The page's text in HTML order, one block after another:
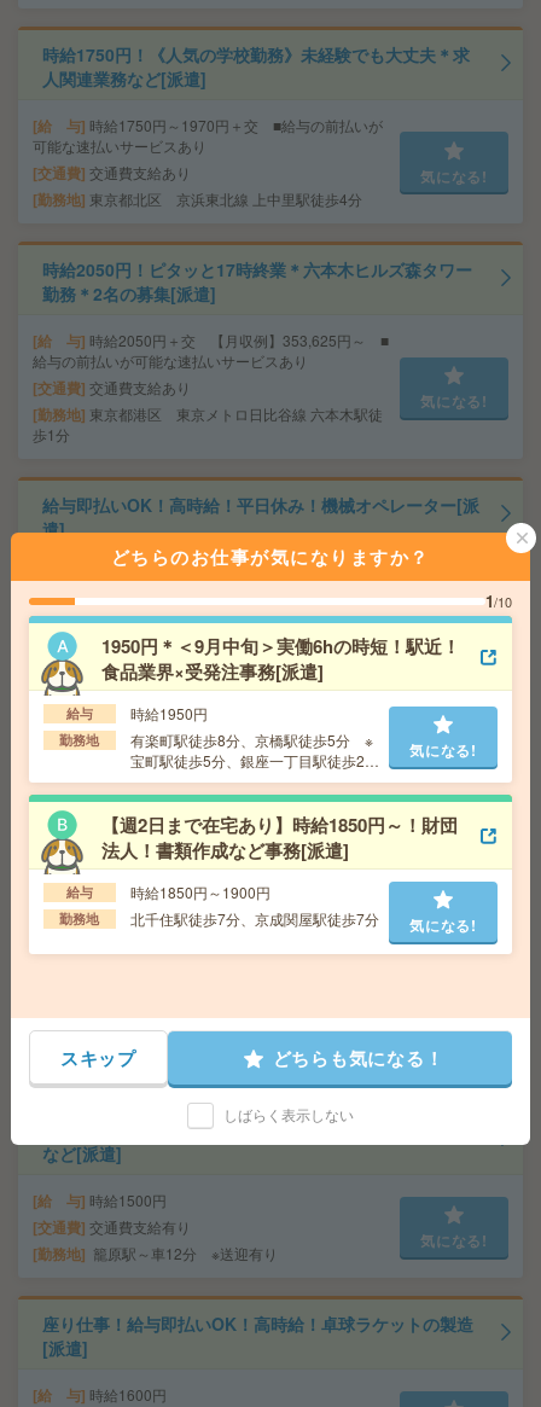
時給1750円！《人気の学校勤務》未経験でも大丈夫＊求
人関連業務など[派遣]
給 与 時給1750円～1970円＋交 ■給与の前払いが
可能な速払いサービスあり
交通費 交通費支給あり
勤務地 東京都北区 京浜東北線 上中里駅徒歩4分
気になる!
時給2050円！ピタッと17時終業＊六本木ヒルズ森タワー
勤務＊2名の募集[派遣]
給 与 時給2050円＋交 【月収例】353,625円～ ■
給与の前払いが可能な速払いサービスあり
交通費 交通費支給あり
勤務地 東京都港区 東京メトロ日比谷線 六本木駅徒
歩1分
気になる!
給与即払いOK！高時給！平日休み！機械オペレーター[派
遣]
給 与
交通費 交通費支給有り
勤務地 西船橋駅～徒歩20分 ※バイク通勤OK
気になる!
【完全在宅＊時給1850円】電子書籍サービス運営企業で
サイト更新や管理[派遣]
時給1850円＋交 【月収例】305,250円～ ■
給与の前払いが可能な速払いサービスあり
交通費 交通費支給あり
勤務地
東京都千代田区 東京メトロ半蔵門線 神保町
駅徒歩3分
気になる!
＼完全在宅／週2日～＊1日4h～！オンライン講座の受
付！時給2400円[派遣]
交通費 交通費実費支給（当社規定あり）
勤務地 JR山手線 田町駅 4分/都営浅草線 三田駅 7分
座り仕事！高時給！平日休み！日勤のお仕事！生産管理
など[派遣]
給 与 時給1500円
交通費 交通費支給有り
勤務地 籠原駅～車12分 ※送迎有り
気になる!
座り仕事！給与即払いOK！高時給！卓球ラケットの製造
[派遣]
給 与 時給1600円
どちらのお仕事が気になりますか？
1/10
1950円＊＜9月中旬＞実働6hの時短！駅近！
食品業界×受発注事務[派遣]
給与 時給1950円
勤務地
有楽町駅徒歩8分、京橋駅徒歩5分 ※
宝町駅徒歩5分、銀座一丁目駅徒歩2
分、銀座駅徒歩10分
気になる!
【週2日まで在宅あり】時給1850円～！財団
法人！書類作成など事務[派遣]
給与 時給1850円～1900円
勤務地 北千住駅徒歩7分、京成関屋駅徒歩7分 気になる!
スキップ どちらも気になる！
しばらく表示しない